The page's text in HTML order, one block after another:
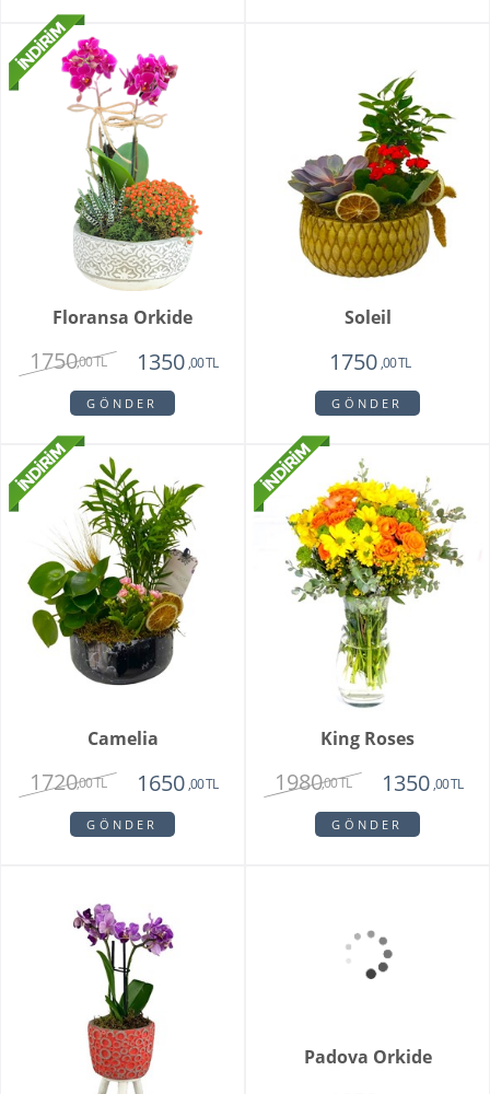
Floransa Orkide
1750,00 TL 1350 ,00 TL
GÖNDER
Soleil
1750 ,00 TL
GÖNDER
Camelia
1720,00 TL 1650 ,00 TL
GÖNDER
King Roses
1980,00 TL 1350 ,00 TL
GÖNDER